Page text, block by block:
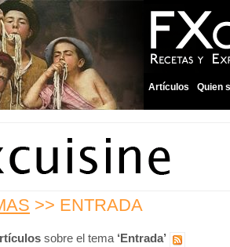
Artículos Quien
>> ENTRADA
sobre el tema ‘Entrada’